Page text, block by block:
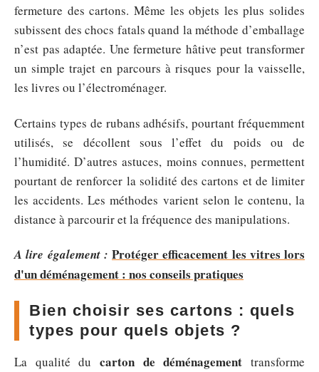
fermeture des cartons. Même les objets les plus solides
subissent des chocs fatals quand la méthode d’emballage
n’est pas adaptée. Une fermeture hâtive peut transformer
un simple trajet en parcours à risques pour la vaisselle,
les livres ou l’électroménager.
Certains types de rubans adhésifs, pourtant fréquemment
utilisés, se décollent sous l’effet du poids ou de
l’humidité. D’autres astuces, moins connues, permettent
pourtant de renforcer la solidité des cartons et de limiter
les accidents. Les méthodes varient selon le contenu, la
distance à parcourir et la fréquence des manipulations.
A lire également : Protéger efficacement les vitres lors
d'un déménagement : nos conseils pratiques
Bien choisir ses cartons : quels
types pour quels objets ?
La qualité du carton de déménagement transforme